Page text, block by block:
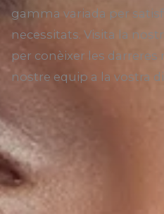
gamma variada per
necessitats. Visita la
per conèixer les darreres
nostre equip a la vostra